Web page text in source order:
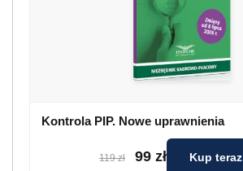
Kontrola PIP. Nowe uprawnienia
119 zł 99 zł Kup teraz